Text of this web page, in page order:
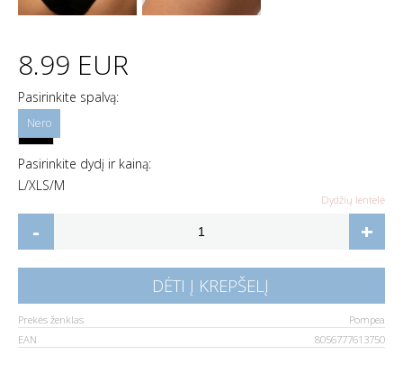
8.99 EUR
Pasirinkite spalvą:
Pasirinkite dydį ir kainą:
L/XL S/M
Dydžių lentelė
- +
DĖTI Į KREPŠELĮ
Prekės ženklas
Pompea
EAN
8056777613750